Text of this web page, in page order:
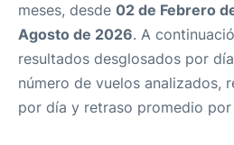
meses, desde 02 de Febrero
Agosto de 2026. A
resultados desglosados por
número de vuelos analizados,
por día y retraso promedio por